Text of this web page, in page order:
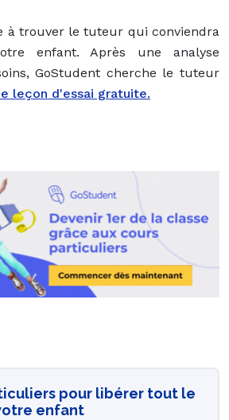
à trouver le tuteur qui conviendra
enfant. Après une analyse
GoStudent cherche le tuteur
leçon d'essai gratuite.
pour libérer tout le
enfant